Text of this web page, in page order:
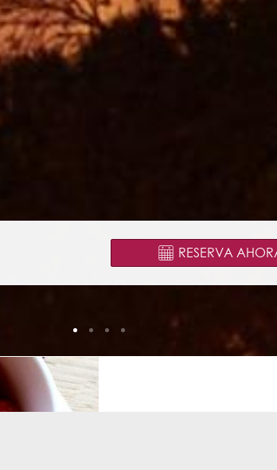
RESERVA